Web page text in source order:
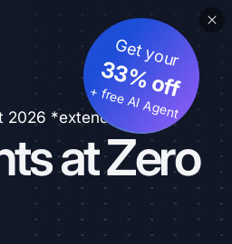
2026 *extended
at Zero
Get your
33% off
+ free AI Agent